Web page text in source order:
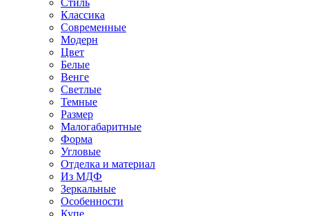
Стиль
Классика
Современные
Модерн
Цвет
Белые
Венге
Светлые
Темные
Размер
Малогабаритные
Форма
Угловые
Отделка и материал
Из МДФ
Зеркальные
Особенности
Купе